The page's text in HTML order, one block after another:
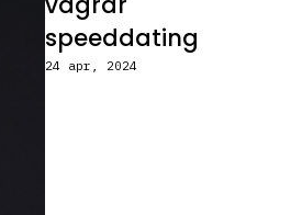
speeddating
24 apr, 2024